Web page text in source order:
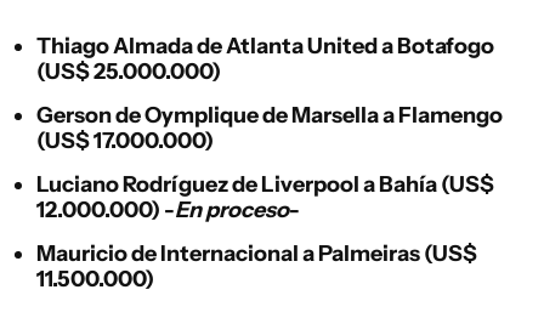
Thiago Almada de Atlanta United a Botafogo
(US$ 25.000.000)
Gerson de Oymplique de Marsella a Flamengo
(US$ 17.000.000)
Luciano Rodríguez de Liverpool a Bahía (US$
12.000.000) -En proceso-
Mauricio de Internacional a Palmeiras (US$
11.500.000)